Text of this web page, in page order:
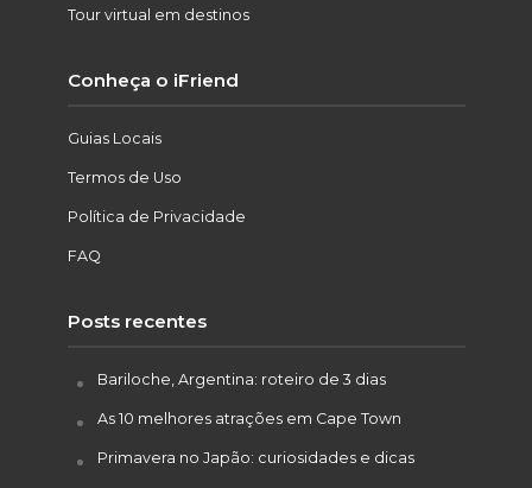
Tour virtual em destinos
Conheça o iFriend
Guias Locais
Termos de Uso
Política de Privacidade
FAQ
Posts recentes
Bariloche, Argentina: roteiro de 3 dias
As 10 melhores atrações em Cape Town
Primavera no Japão: curiosidades e dicas